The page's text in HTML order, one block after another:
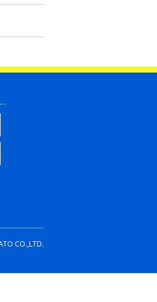
CO.,LTD.